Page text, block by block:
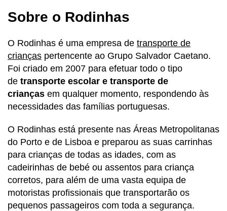
Sobre o Rodinhas
O Rodinhas é uma empresa de transporte de
crianças pertencente ao Grupo Salvador Caetano.
Foi criado em 2007 para efetuar todo o tipo
de transporte escolar e transporte de
crianças em qualquer momento, respondendo às
necessidades das famílias portuguesas.
O Rodinhas está presente nas Áreas Metropolitanas
do Porto e de Lisboa e preparou as suas carrinhas
para crianças de todas as idades, com as
cadeirinhas de bebé ou assentos para criança
corretos, para além de uma vasta equipa de
motoristas profissionais que transportarão os
pequenos passageiros com toda a segurança.